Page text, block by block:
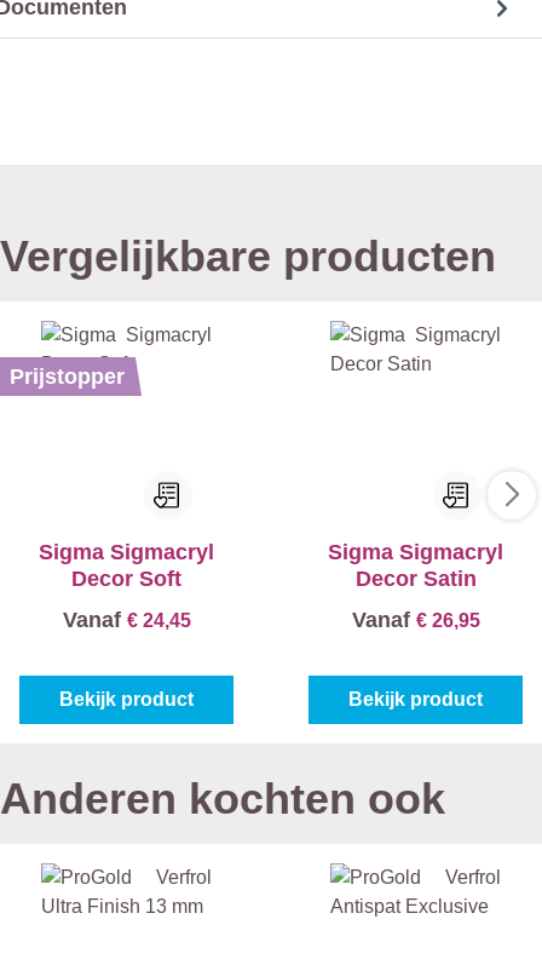
Vergelijkbare producten
Prijstopper
Sigma Sigmacryl
Decor Soft
Vanaf € 24,45
Bekijk product
Sigma Sigmacryl
Decor Satin
Vanaf € 26,95
Bekijk product
Anderen kochten ook